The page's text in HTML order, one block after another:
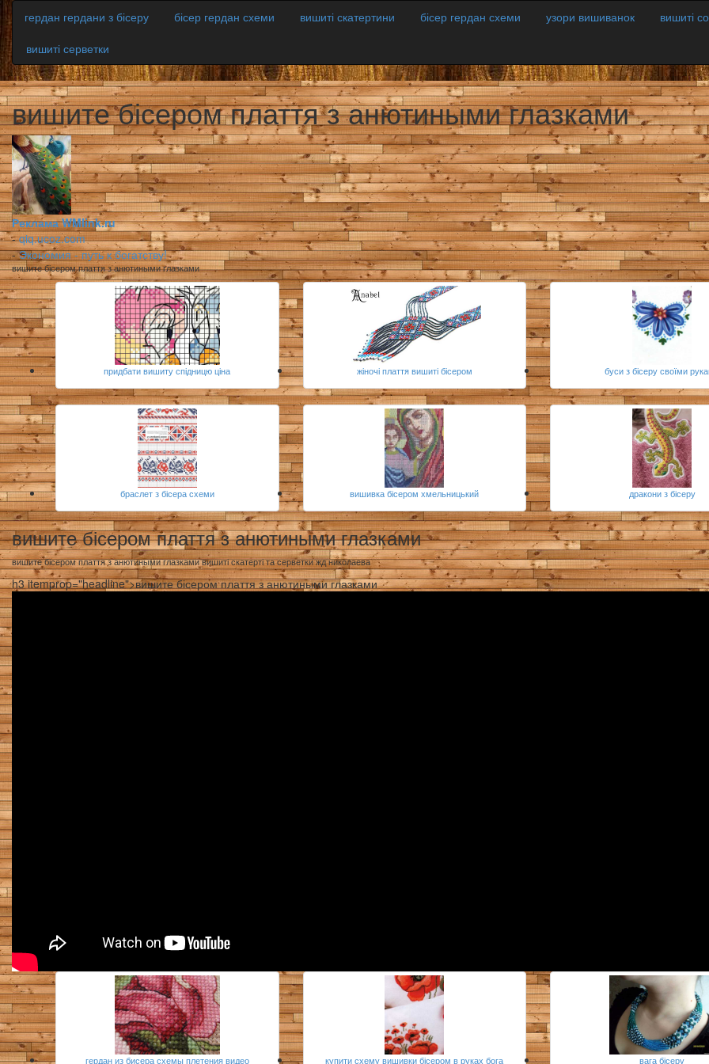
гердан гердани з бісеру бісер гердан схеми вишиті скатертини бісер гердан схеми узори вишиванок
вишиті
вишиті серветки
вишите бісером плаття з анютиными глазками
Реклама WMlink.ru
-qiq.ucoz.com
-Экономия - путь к богатству!
вишите бісером плаття з анютиными глазками
придбати вишиту спідницю ціна жіночі плаття вишиті бісером буси з бісеру своїми
браслет з бісера схеми вишивка бісером хмельницький дракони з бісеру
вишите бісером плаття з анютиными глазками
вишите бісером плаття з анютиными глазками вишиті скатерті та серветки жд николаева
h3 itemprop="headline">вишите бісером плаття з анютиными глазками
гердан из бисера схемы плетения видео купити схему вишивки бісером в руках бога вага бісеру